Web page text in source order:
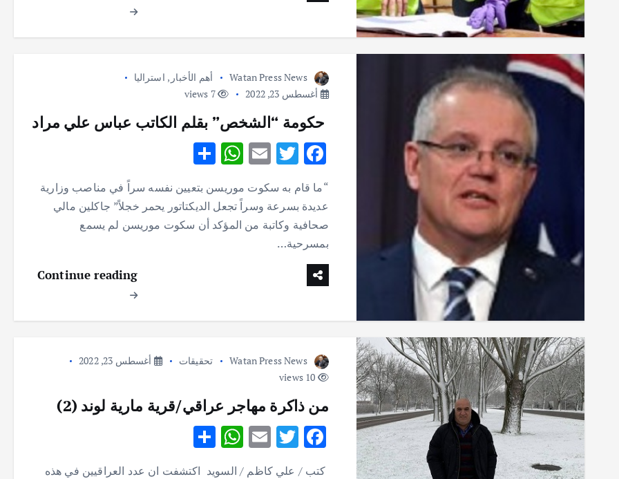
Watan Press News أهم الأخبار , استراليا
أغسطس 23, 2022
7 views
حكومة “الشخص” بقلم الكاتب عباس علي مراد
F
ac
e
b
o
T
w
it
te
E
ai
l
W
at
s
ar
e
“ما قام به سكوت موريسن بتعيين نفسه سراً في مناصب وزارية
عديدة بسرعة وسراً تجعل الديكتاتور يحمر خجلاً” جاكلين مالي
صحافية وكاتبة من المؤكد أن سكوت موريسن لم يسمع
بمسرحية…
Continue reading
Watan Press News تحقيقات
أغسطس 23, 2022
من ذاكرة مهاجر عراقي/قرية مارية لوند (2)
F
ac
T
w
E
m
W
كتب / علي كاظم / السويد اكتشفت ان عدد العراقيين في هذه